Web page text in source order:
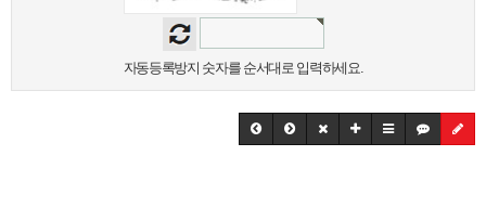
자동등록방지 숫자를 순서대로 입력하세요.